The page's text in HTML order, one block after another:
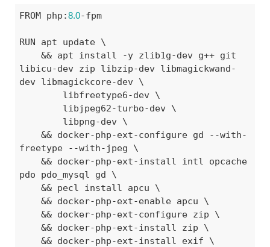
FROM php:8.0-fpm
RUN apt update \
    && apt install -y zlib1g-dev g++ git
libicu-dev zip libzip-dev libmagickwand-
dev libmagickcore-dev \
    && docker-php-ext-configure gd --with-
freetype --with-jpeg \
    && docker-php-ext-install intl opcache
pdo pdo_mysql gd \
    && pecl install apcu \
    && docker-php-ext-enable apcu \
    && docker-php-ext-configure zip \
    && docker-php-ext-install zip \
    && docker-php-ext-install exif \